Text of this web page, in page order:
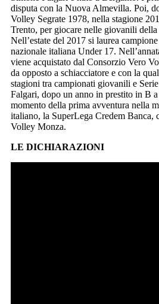
disputa con la Nuova Almevilla. Poi,
Volley Segrate 1978, nella stagione
Trento, per giocare nelle giovanili
Nell’estate del 2017 si laurea
nazionale italiana Under 17.
viene acquistato dal Consorzio Vero
da opposto a schiacciatore e con la
stagioni tra campionati giovanili e
Falgari, dopo un anno in prestito in B
momento della prima avventura nella
italiano, la SuperLega Credem Banca,
Volley Monza.
LE DICHIARAZIONI